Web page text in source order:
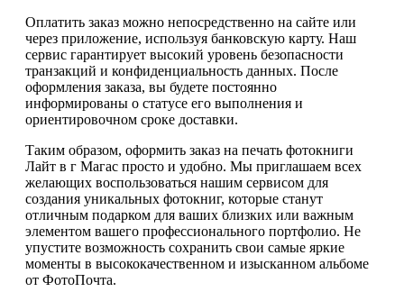
Оплатить заказ можно непосредственно на сайте или
через приложение, используя банковскую карту. Наш
сервис гарантирует высокий уровень безопасности
транзакций и конфиденциальность данных. После
оформления заказа, вы будете постоянно
информированы о статусе его выполнения и
ориентировочном сроке доставки.
Таким образом, оформить заказ на печать фотокниги
Лайт в г Магас просто и удобно. Мы приглашаем всех
желающих воспользоваться нашим сервисом для
создания уникальных фотокниг, которые станут
отличным подарком для ваших близких или важным
элементом вашего профессионального портфолио. Не
упустите возможность сохранить свои самые яркие
моменты в высококачественном и изысканном альбоме
от ФотоПочта.